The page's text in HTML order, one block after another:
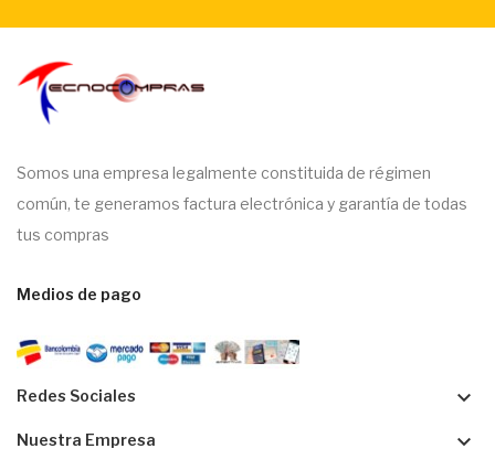
Somos una empresa legalmente constituida de régimen
común, te generamos factura electrónica y garantía de todas
tus compras
Medios de pago
Redes Sociales keyboard_arrow_down
Nuestra Empresa keyboard_arrow_down